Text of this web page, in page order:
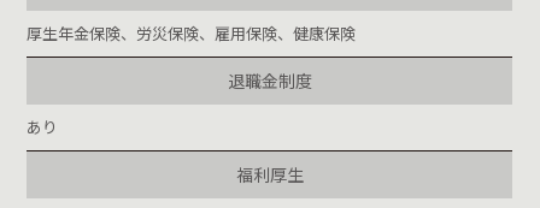
厚生年金保険、労災保険、雇用保険、健康保険
退職金制度
あり
福利厚生